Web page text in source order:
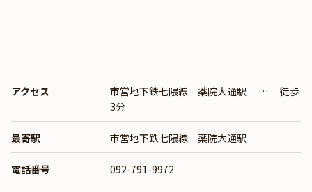
アクセス
市営地下鉄七隈線 薬院大通駅 … 徒歩
3分
最寄駅 市営地下鉄七隈線 薬院大通駅
電話番号 092-791-9972